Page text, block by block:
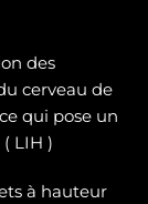
des
cerveau de
qui pose un
LIH )
à hauteur